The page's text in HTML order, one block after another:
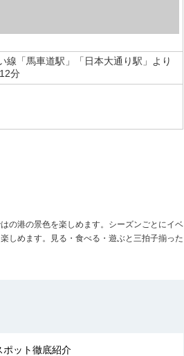
線「馬車道駅」「日本大通り駅」より
分
の港の景色を楽しめます。シーズンごとにイベ
しめます。見る・食べる・遊ぶと三拍子揃った
ポット徹底紹介